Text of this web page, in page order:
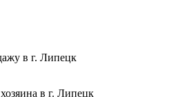
в г. Липецк
в г. Липецк